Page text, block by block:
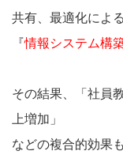
共有、最適化によ
『情報システム構
その結果、「社員
上増加」
などの複合的効果